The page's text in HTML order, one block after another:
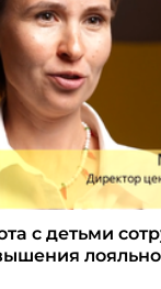
с детьми